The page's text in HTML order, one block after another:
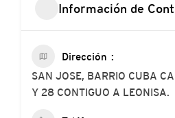
Información de
Dirección
SAN JOSE, BARRIO CUBA
Y 28 CONTIGUO A LEONISA.